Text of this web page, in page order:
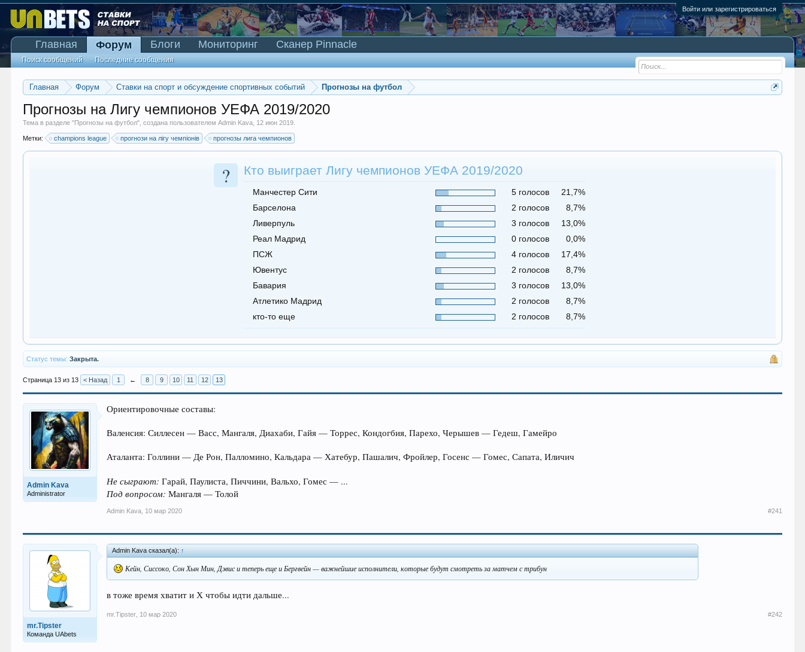
Войти или зарегистрироваться
Главная Форум Ставки на спорт и обсуждение спортивных событий Прогнозы на футбол
Прогнозы на Лигу чемпионов УЕФА 2019/2020
Тема в разделе "Прогнозы на футбол", создана пользователемAdmin Kava 12 июн 2019
Метки: champions league прогнози на лігу чемпіонів прогнозы лига чемпионов
? Кто выиграет Лигу чемпионов УЕФА 2019/2020
Манчестер Сити 5 голосов
21,7%
Барселона
2 голосов
8,7%
Ливерпуль
3 голосов
13,0%
Реал Мадрид
0 голосов
0,0%
ПСЖ
4 голосов
17,4%
Ювентус
2 голосов
8,7%
Бавария
3 голосов
13,0%
Атлетико Мадрид
2 голосов
8,7%
кто-то еще
2 голосов 8,7%
Статус темы: Закрыта.
Страница 13 из 13 < Назад 1 ← 8 9 10 11 12 13
Admin Kava
Administrator
Ориентировочные составы:
Валенсия: Силлесен — Васс, Мангаля, Диахаби, Гайя — Торрес, Кондогбия, Парехо, Черышев — Гедеш, Гамейро
Аталанта: Голлини — Де Рон, Палломино, Кальдара — Хатебур, Пашалич, Фройлер, Госенс — Гомес, Сапата, Иличич
Не сыграют:Гарай, Паулиста, Пиччини, Вальхо, Гомес — ...
Под вопросом:Мангаля — Толой
Admin Kava 10 мар 2020 #241
mr.Tipster
Команда UAbets
Admin Kava сказал(а): ↑
Кейн, Сиссоко, Сон Хын Мин, Дэвис и теперь еще и Бергвейн — важнейшие исполнители, которые будут смотреть за матчем с трибун
в тоже время хватит и Х чтобы идти дальше...
mr.Tipster 10 мар 2020 #242
Главная Форум
Поиск сообщений Последние сообщения
Блоги Мониторинг Сканер Pinnacle